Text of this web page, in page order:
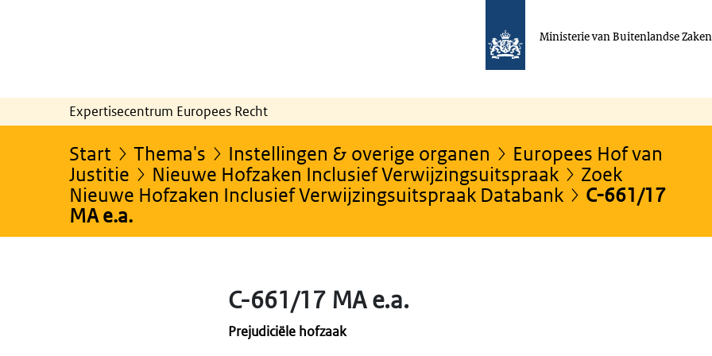
Ministerie van Buitenlandse Zaken
Expertisecentrum Europees Recht
Start Thema's Instellingen & overige organen
Europees Hof van
Justitie
Nieuwe Hofzaken Inclusief Verwijzingsuitspraak
Zoek
Nieuwe Hofzaken Inclusief Verwijzingsuitspraak Databank
C-661/17
MA e.a.
C-661/17 MA e.a.
Prejudiciële hofzaak